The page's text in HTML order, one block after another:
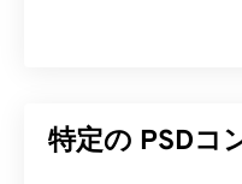
開発元: Adob​​e Inc.
特定の PSDコ